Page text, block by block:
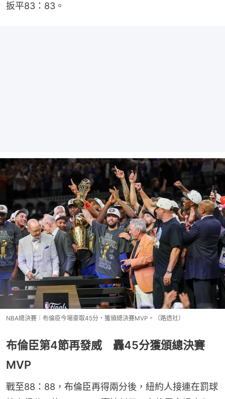
扳平83：83。
NBA總決賽︱布倫臣今場豪取45分，獲頒總決賽MVP。（路透社）
布倫臣第4節再發威 轟45分獲頒總決賽
MVP
戰至88：88，布倫臣再得兩分後，紐約人接連在罰球